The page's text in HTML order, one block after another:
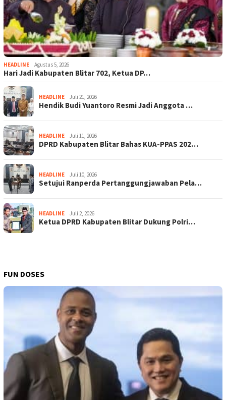
HEADLINE Agustus 5, 2026
Hari Jadi Kabupaten Blitar 702, Ketua DP…
HEADLINE Juli 21, 2026
Hendik Budi Yuantoro Resmi Jadi Anggota …
HEADLINE Juli 11, 2026
DPRD Kabupaten Blitar Bahas KUA-PPAS 202…
HEADLINE Juli 10, 2026
Setujui Ranperda Pertanggungjawaban Pela…
HEADLINE Juli 2, 2026
Ketua DPRD Kabupaten Blitar Dukung Polri…
FUN DOSES